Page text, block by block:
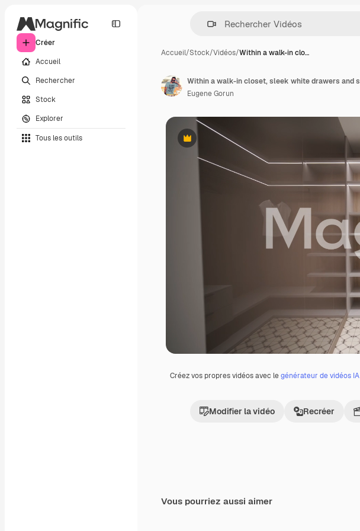
Créer
Accueil
Rechercher
Stock
Explorer
Tous les outils
Accueil/Stock/Vidéos/Within a walk-in clo…
Premium
Créez vos propres vidéos avec legénérateur de vidéos IA
Modifier la vidéo Recréer
Eugene Gorun
Vous pourriez aussi aimer